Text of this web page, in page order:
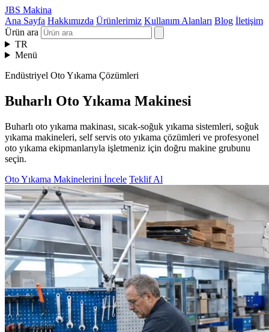
JBS Makina
Ana Sayfa Hakkımızda Ürünlerimiz Kullanım Alanları Blog İletişim
Ürün ara
TR
Menü
Endüstriyel Oto Yıkama Çözümleri
Buharlı Oto Yıkama Makinesi
Buharlı oto yıkama makinası, sıcak-soğuk yıkama sistemleri, soğuk
yıkama makineleri, self servis oto yıkama çözümleri ve profesyonel
oto yıkama ekipmanlarıyla işletmeniz için doğru makine grubunu
seçin.
Oto Yıkama Makinelerini İncele Teklif Al